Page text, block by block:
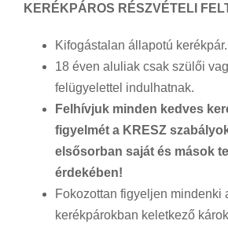
KERÉKPÁROS RÉSZVÉTELI
Kifogástalan állapotú kerékpár.
18 éven aluliak csak szülői
felügyelettel indulhatnak.
Felhívjuk minden kedves
figyelmét a KRESZ
elsősorban saját és mások
érdekében!
Fokozottan figyeljen mindenki
kerékpárokban keletkező